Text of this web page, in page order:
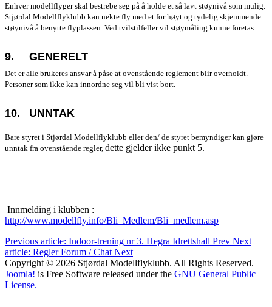
Enhver modellflyger skal bestrebe seg på å holde et så lavt støynivå som mulig.
Stjørdal Modellflyklubb kan nekte fly med et for høyt og tydelig skjemmende
støynivå å benytte flyplassen. Ved tvilstilfeller vil støymåling kunne foretas.
9. GENERELT
Det er alle brukeres ansvar å påse at ovenstående reglement blir overholdt.
Personer som ikke kan innordne seg vil bli vist bort.
10. UNNTAK
Bare styret i Stjørdal Modellflyklubb eller den/ de styret bemyndiger kan gjøre
unntak fra ovenstående regler, dette gjelder ikke punkt 5.
Innmelding i klubben :
http://www.modellfly.info/Bli_Medlem/Bli_medlem.asp
Previous article: Indoor-trening nr 3. Hegra Idrettshall Prev Next
article: Regler Forum / Chat Next
Copyright © 2026 Stjørdal Modellflyklubb. All Rights Reserved.
Joomla! is Free Software released under the GNU General Public
License.